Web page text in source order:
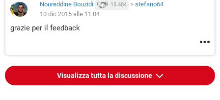
Noureddine Bouzidi 15.404 > stefano64
10 dic 2015 alle 11:04
grazie per il feedback
Visualizza tutta la discussione